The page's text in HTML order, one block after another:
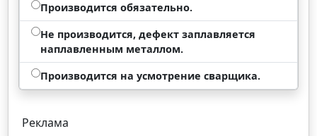
Производится обязательно.
Не производится, дефект заплавляется
наплавленным металлом.
Производится на усмотрение сварщика.
Реклама